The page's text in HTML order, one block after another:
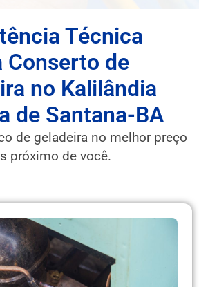
Técnica
Conserto de
no Kalilândia
de Santana-BA
de geladeira no melhor preço
próximo de você.